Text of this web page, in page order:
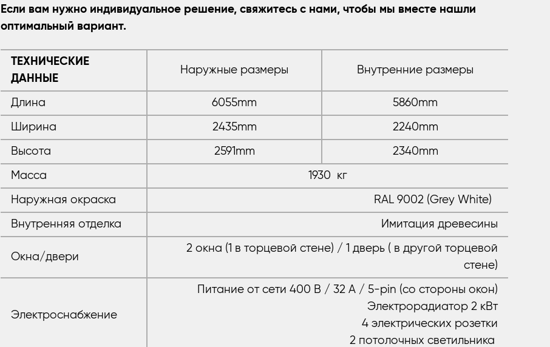
Если вам нужно индивидуальное решение, свяжитесь с нами, чтобы мы вместе нашли
оптимальный вариант.
ТЕХНИЧЕСКИЕ
ДАННЫЕ
Наружные размеры Внутренние размеры
Длина 6055mm 5860mm
Ширина 2435mm 2240mm
Высота 2591mm 2340mm
Масса 1930 кг
Наружная окраска RAL 9002 (Grey White)
Внутренняя отделка Имитация древесины
Окна/двери
2 окна (1 в торцевой стене) / 1 дверь ( в другой торцевой
стене)
Электроснабжение
Питание от сети 400 В / 32 А / 5-pin (со стороны окон)
Электрорадиатор 2 кВт
4 электрических розетки
2 потолочных светильника